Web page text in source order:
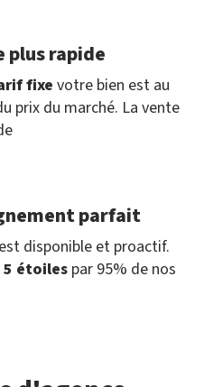
plus rapide
fixevotre bien est au
prix du marché. La vente
parfait
disponible et proactif.
étoiles par 95% de nos